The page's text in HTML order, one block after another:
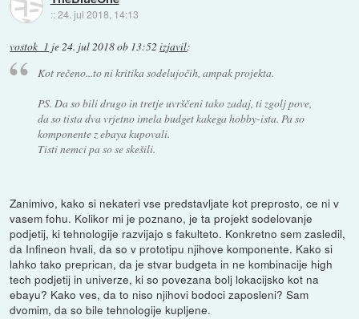
::24. jul 2018, 14:13
vostok_1 je 24. jul 2018 ob 13:52 izjavil:
Kot rečeno...to ni kritika sodelujočih, ampak projekta.
PS. Da so bili drugo in tretje uvrščeni tako zadaj, ti zgolj pove,
da so tista dva vrjetno imela budget kakega hobby-ista. Pa so
komponente z ebaya kupovali.
Tisti nemci pa so se skešili.
Zanimivo, kako si nekateri vse predstavljate kot preprosto, ce ni v
vasem fohu. Kolikor mi je poznano, je ta projekt sodelovanje
podjetij, ki tehnologije razvijajo s fakulteto. Konkretno sem zasledil,
da Infineon hvali, da so v prototipu njihove komponente. Kako si
lahko tako preprican, da je stvar budgeta in ne kombinacije high
tech podjetij in univerze, ki so povezana bolj lokacijsko kot na
ebayu? Kako ves, da to niso njihovi bodoci zaposleni? Sam
dvomim, da so bile tehnologije kupljene.